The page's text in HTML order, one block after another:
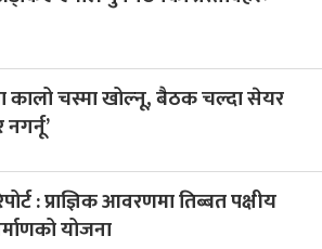
कालो चस्मा खोल्नू, बैठक चल्दा सेयर
नगर्नू’
: प्राज्ञिक आवरणमा तिब्बत पक्षीय
योजना